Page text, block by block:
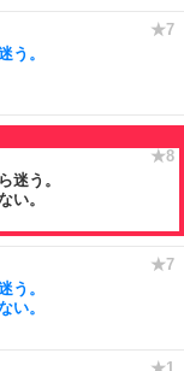
う。
迷う。
い。
う。
い。